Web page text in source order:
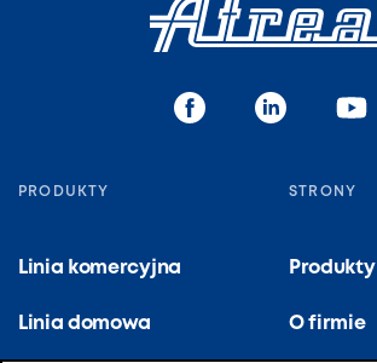
PRODUKTY
Linia komercyjna
Linia domowa
STRONY
Produkty
O firmie